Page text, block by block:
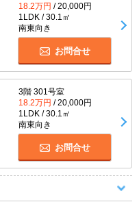
18.2万円 / 20,000円
1LDK / 30.1㎡
南東向き
お問合せ
3階 301号室
18.2万円 / 20,000円
1LDK / 30.1㎡
南東向き
お問合せ